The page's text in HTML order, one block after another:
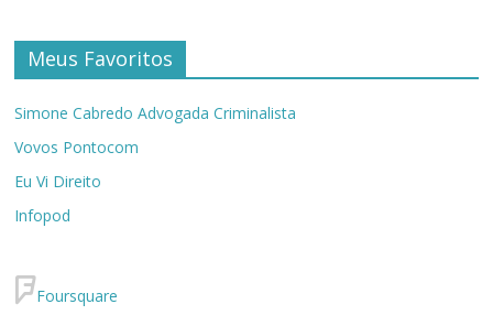
Meus Favoritos
Simone Cabredo Advogada Criminalista
Vovos Pontocom
Eu Vi Direito
Infopod
Foursquare